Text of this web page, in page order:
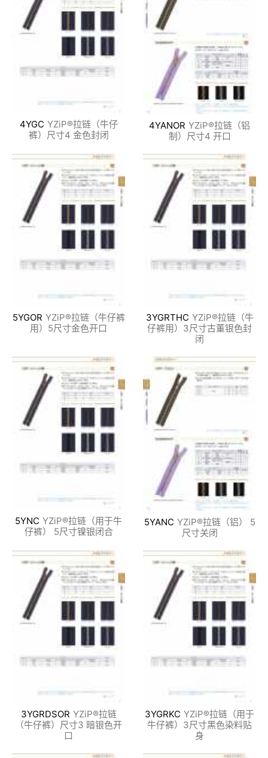
4YGC YZiP®拉链（牛仔
裤）尺寸4 金色封闭
4YANOR YZiP®拉链（铝
制）尺寸4 开口
5YGOR YZiP®拉链（牛仔裤
用）5尺寸金色开口
3YGRTHC YZiP®拉链（牛
仔裤用）3尺寸古董银色封
闭
5YNC YZiP®拉链（用于牛
仔裤） 5尺寸镍银闭合
5YANC YZiP®拉链（铝） 5
尺寸关闭
3YGRDSOR YZiP®拉链
（牛仔裤）尺寸3 暗银色开
口
3YGRKC YZiP®拉链（用于
牛仔裤）3尺寸黑色染料贴
身